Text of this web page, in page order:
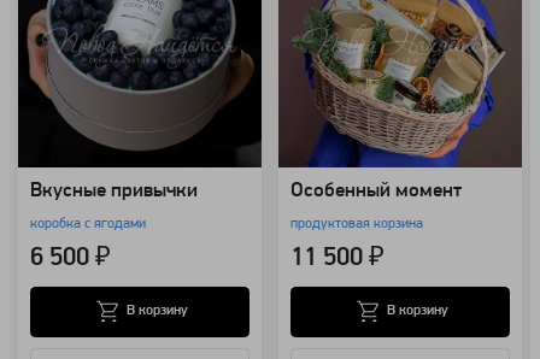
Вкусные привычки
коробка с ягодами
6 500 ₽
В корзину
Особенный момент
продуктовая корзина
11 500 ₽
В корзину